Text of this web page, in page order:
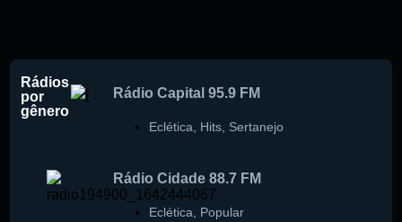
Rádios
por
gênero
Rádio Capital 95.9 FM
Eclética Hits Sertanejo
Rádio Cidade 88.7 FM
Eclética Popular